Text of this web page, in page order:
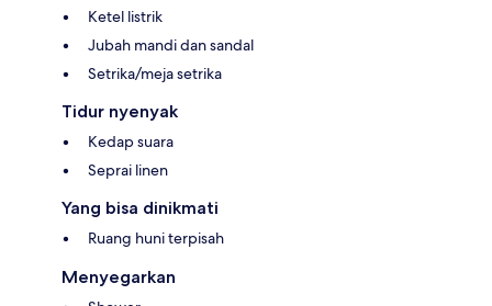
Ketel listrik
Jubah mandi dan sandal
Setrika/meja setrika
Tidur nyenyak
Kedap suara
Seprai linen
Yang bisa dinikmati
Ruang huni terpisah
Menyegarkan